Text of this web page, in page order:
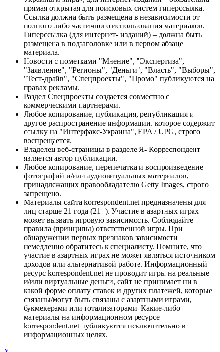
прямая открытая для поисковых систем гиперссылка.
Ссылка должна быть размещена в независимости от
полного либо частичного использования материалов.
Гиперссылка (для интернет- изданий) – должна быть
размещена в подзаголовке или в первом абзаце
материала.
Новости с пометками "Мнение", "Экспертиза",
"Заявление", "Регионы", "Деньги", "Власть", "Выборы",
"Тест-драйв", "Спецпроекты", "Промо" публикуются на
правах рекламы.
Раздел Спецпроекты создается совместно с
коммерческими партнерами.
Любое копирование, публикация, републикация и
другое распространение информации, которое содержит
ссылку на "Интерфакс-Украина", EPA / UPG, строго
воспрещается.
Владелец веб-страницы в разделе Я- Корреспондент
является автор публикации.
Любое копирование, перепечатка и воспроизведение
фотографий и/или аудиовизуальных материалов,
принадлежащих правообладателю Getty Images, строго
запрещено.
Материалы сайта korrespondent.net предназначены для
лиц старше 21 года (21+). Участие в азартных играх
может вызвать игровую зависимость. Соблюдайте
правила (принципы) ответственной игры. При
обнаружении первых признаков зависимости
немедленно обратитесь к специалисту. Помните, что
участие в азартных играх не может являться источником
доходов или альтернативой работе. Информационный
ресурс korrespondent.net не проводит игры на реальные
и/или виртуальные деньги, сайт не принимает ни в
какой форме оплату ставок и других платежей, которые
связаны/могут быть связаны с азартными играми,
букмекерами или тотализаторами. Какие-либо
материалы на информационном ресурсе
korrespondent.net публикуются исключительно в
информационных целях.